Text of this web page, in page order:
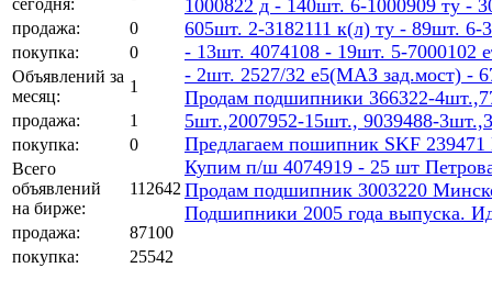
продажа:
0
покупка:
0
Объявлений за
месяц:
1
продажа:
1
покупка:
0
Всего
объявлений
на бирже:
112642
продажа:
87100
покупка:
25542
1000822 д - 140шт. 6-1000909 ту -
605шт. 2-3182111 к(л) ту - 89шт.
- 13шт. 4074108 - 19шт. 5-7000102
- 2шт. 2527/32 е5(МАЗ зад.мост) -
Продам подшипники 366322-
5шт.,2007952-15шт., 9039488-
Предлагаем пошипник SKF 239471
Купим п/ш 4074919 - 25 шт
Продам подшипник 3003220
Подшипники 2005 года выпуска.